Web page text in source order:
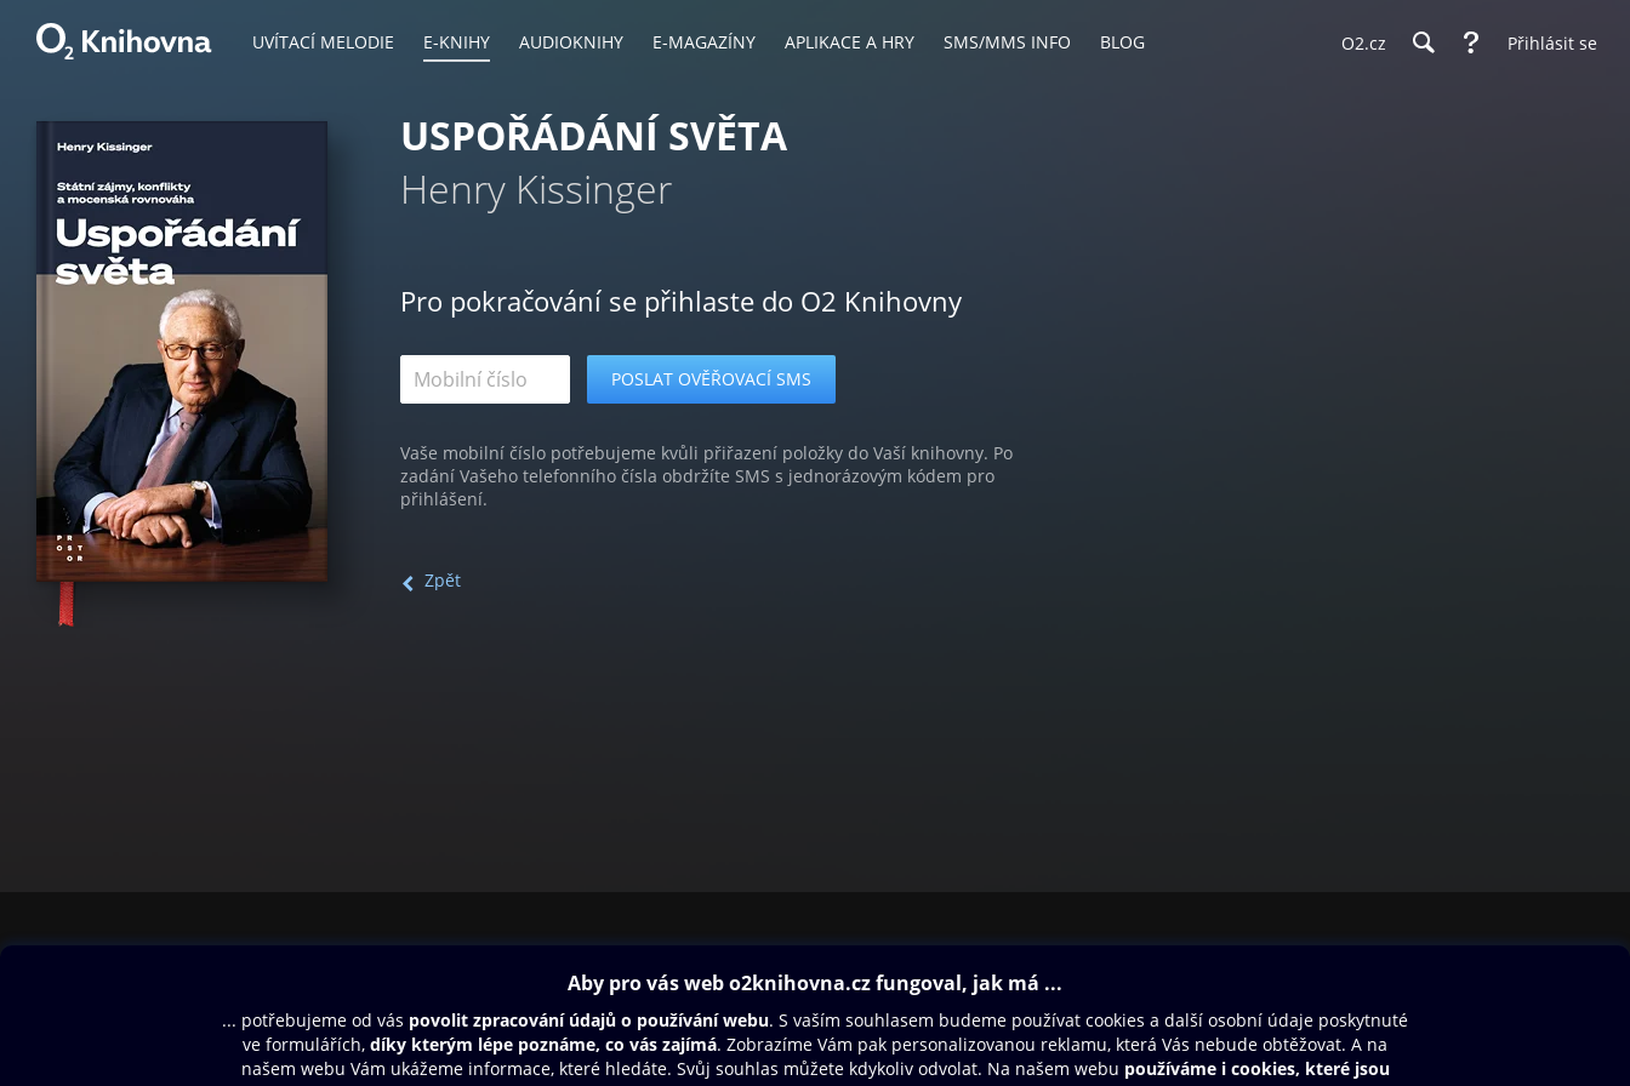
UVÍTACÍ MELODIE E-KNIHY AUDIOKNIHY E-MAGAZÍNY APLIKACE A HRY SMS/MMS INFO BLOG O2.cz Přihlásit se
USPOŘÁDÁNÍ SVĚTA
Henry Kissinger
Pro pokračování se přihlaste do O2 Knihovny
Vaše mobilní číslo potřebujeme kvůli přiřazení položky do Vaší knihovny. Po
zadání Vašeho telefonního čísla obdržíte SMS s jednorázovým kódem pro
přihlášení.
Zpět
Aplikace a hry
SMS/MMS Info
Blog
Dárkový poukaz
Nápověda
Oneplay Originály
Sport